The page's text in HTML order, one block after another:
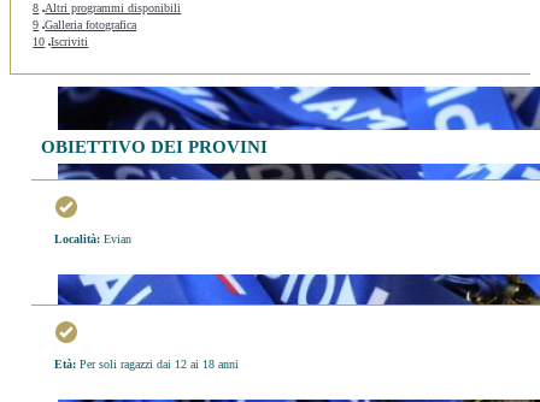
8 Altri programmi disponibili
9 Galleria fotografica
10 Iscriviti
OBIETTIVO DEI PROVINI
Località:Evian
Età:Per soli ragazzi dai 12 ai 18 anni